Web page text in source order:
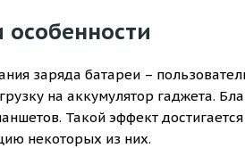
заряда батареи –
на аккумулятор гаджета.
Такой эффект
некоторых из них.